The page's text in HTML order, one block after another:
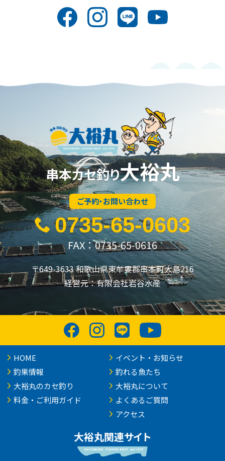
串本カセ釣り大裕丸
ご予約・お問い合わせ
0735-65-0603
FAX：0735-65-0616
〒649-3633 和歌山県東牟婁郡串本町大島216
経営元：有限会社岩谷水産
大裕丸関連サイト
HOME
釣果情報
大裕丸のカセ釣り
料金・ご利用ガイド
イベント・お知らせ
釣れる魚たち
大裕丸について
よくあるご質問
アクセス